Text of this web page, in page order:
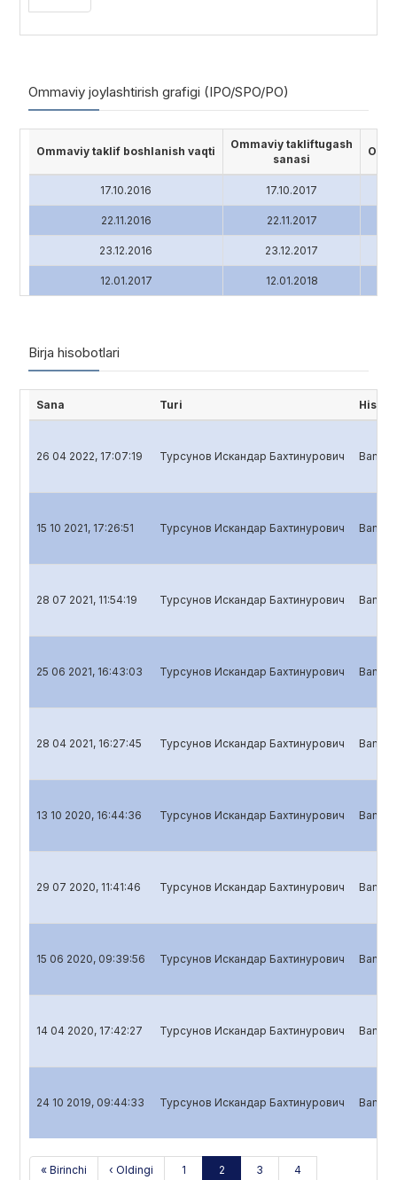
Ommaviy joylashtirish grafigi (IPO/SPO/PO)
Ommaviy taklif boshlanish vaqti
Ommaviy takliftugash
sanasi
17.10.2016 17.10.2017
22.11.2016 22.11.2017
23.12.2016 23.12.2017
12.01.2017 12.01.2018
Birja hisobotlari
Sana Turi
26 04 2022, 17:07:19 Турсунов Искандар Бахтинурович
15 10 2021, 17:26:51 Турсунов Искандар Бахтинурович
28 07 2021, 11:54:19 Турсунов Искандар Бахтинурович
25 06 2021, 16:43:03 Турсунов Искандар Бахтинурович
28 04 2021, 16:27:45 Турсунов Искандар Бахтинурович
13 10 2020, 16:44:36 Турсунов Искандар Бахтинурович
29 07 2020, 11:41:46 Турсунов Искандар Бахтинурович
15 06 2020, 09:39:56 Турсунов Искандар Бахтинурович
14 04 2020, 17:42:27 Турсунов Искандар Бахтинурович
24 10 2019, 09:44:33 Турсунов Искандар Бахтинурович
« Birinchi ‹ Oldingi 1 2 3 4